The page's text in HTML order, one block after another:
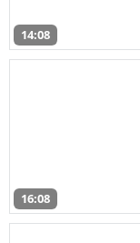
14:08
16:08